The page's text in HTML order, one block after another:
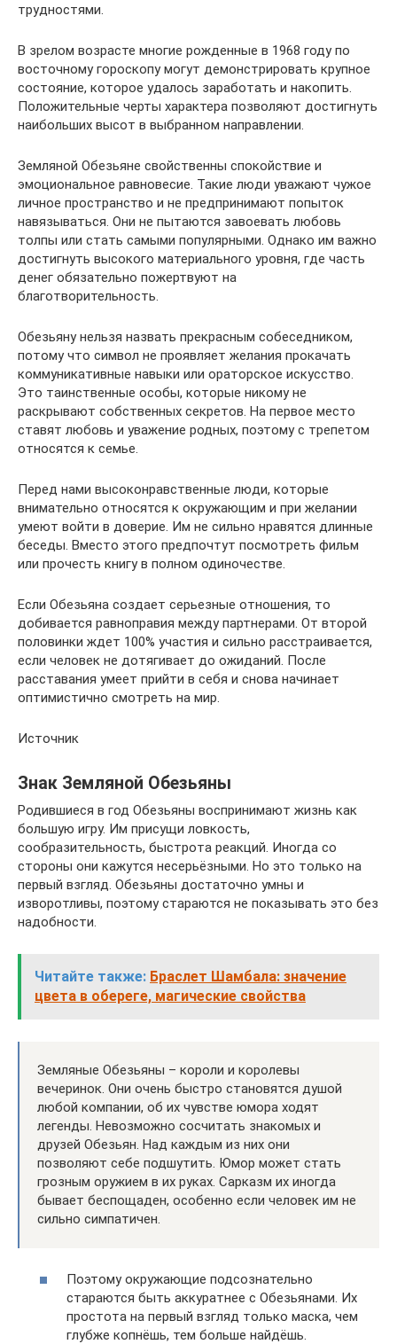
трудностями.
В зрелом возрасте многие рожденные в 1968 году по
восточному гороскопу могут демонстрировать крупное
состояние, которое удалось заработать и накопить.
Положительные черты характера позволяют достигнуть
наибольших высот в выбранном направлении.
Земляной Обезьяне свойственны спокойствие и
эмоциональное равновесие. Такие люди уважают чужое
личное пространство и не предпринимают попыток
навязываться. Они не пытаются завоевать любовь
толпы или стать самыми популярными. Однако им важно
достигнуть высокого материального уровня, где часть
денег обязательно пожертвуют на
благотворительность.
Обезьяну нельзя назвать прекрасным собеседником,
потому что символ не проявляет желания прокачать
коммуникативные навыки или ораторское искусство.
Это таинственные особы, которые никому не
раскрывают собственных секретов. На первое место
ставят любовь и уважение родных, поэтому с трепетом
относятся к семье.
Перед нами высоконравственные люди, которые
внимательно относятся к окружающим и при желании
умеют войти в доверие. Им не сильно нравятся длинные
беседы. Вместо этого предпочтут посмотреть фильм
или прочесть книгу в полном одиночестве.
Если Обезьяна создает серьезные отношения, то
добивается равноправия между партнерами. От второй
половинки ждет 100% участия и сильно расстраивается,
если человек не дотягивает до ожиданий. После
расставания умеет прийти в себя и снова начинает
оптимистично смотреть на мир.
Источник
Знак Земляной Обезьяны
Родившиеся в год Обезьяны воспринимают жизнь как
большую игру. Им присущи ловкость,
сообразительность, быстрота реакций. Иногда со
стороны они кажутся несерьёзными. Но это только на
первый взгляд. Обезьяны достаточно умны и
изворотливы, поэтому стараются не показывать это без
надобности.
Читайте также: Браслет Шамбала: значение
цвета в обереге, магические свойства
Земляные Обезьяны – короли и королевы
вечеринок. Они очень быстро становятся душой
любой компании, об их чувстве юмора ходят
легенды. Невозможно сосчитать знакомых и
друзей Обезьян. Над каждым из них они
позволяют себе подшутить. Юмор может стать
грозным оружием в их руках. Сарказм их иногда
бывает беспощаден, особенно если человек им не
сильно симпатичен.
Поэтому окружающие подсознательно
стараются быть аккуратнее с Обезьянами. Их
простота на первый взгляд только маска, чем
глубже копнёшь, тем больше найдёшь.